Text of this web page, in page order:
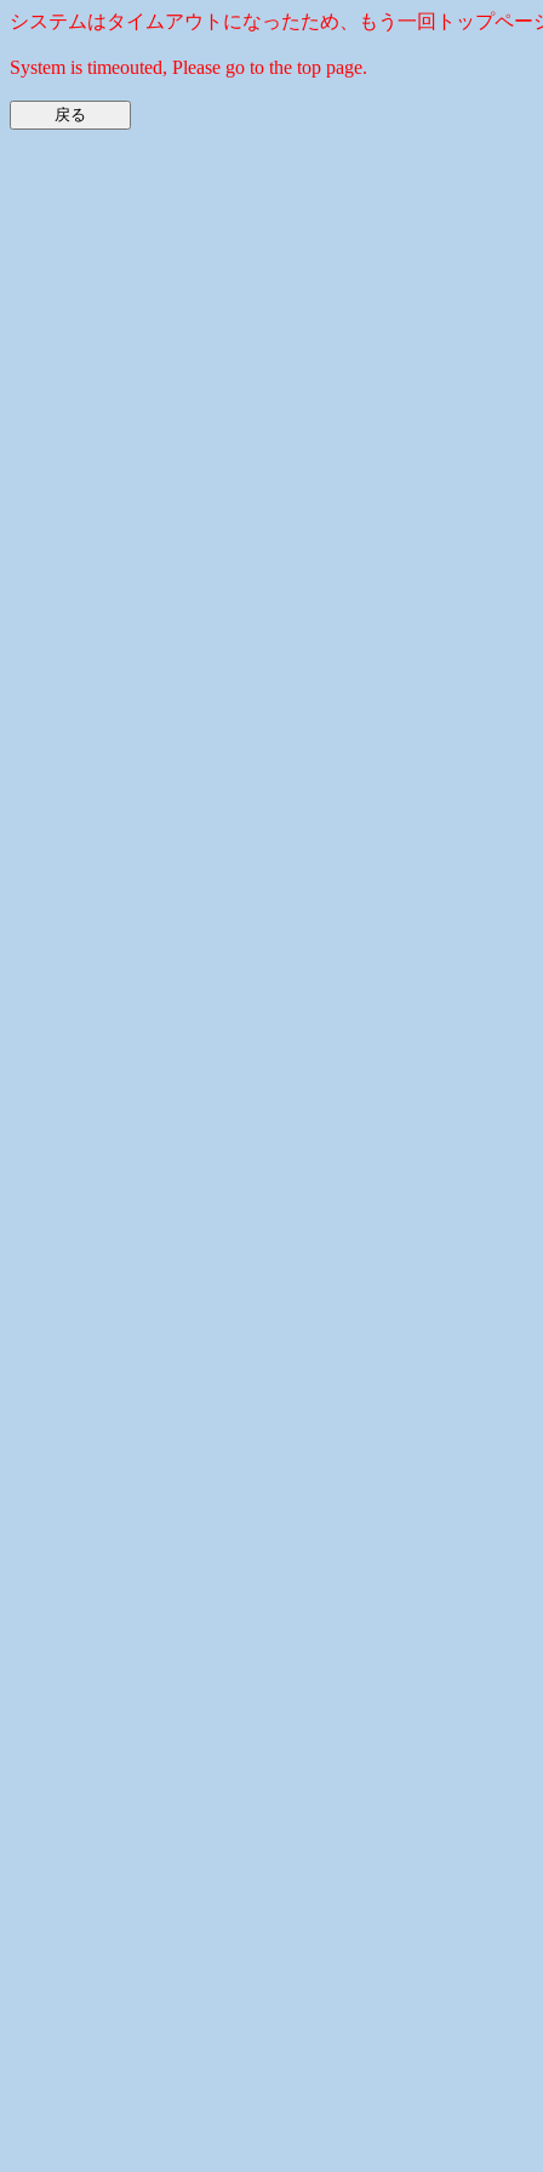
システムはタイムアウトになったため、もう一回トップペー
System is timeouted, Please go to the top page.